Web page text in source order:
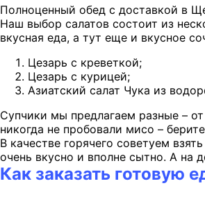
Полноценный обед с доставкой в
Наш выбор салатов состоит из
вкусная еда, а тут еще и вкусное
Цезарь с креветкой;
Цезарь с курицей;
Азиатский салат Чука из
Супчики мы предлагаем разные –
никогда не пробовали мисо –
В качестве горячего советуем
очень вкусно и вполне сытно. А на
Как заказать готовую